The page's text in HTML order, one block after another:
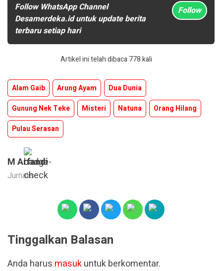
Follow WhatsApp Channel
Desamerdeka.id untuk update berita
terbaru setiap hari
Follow
Artikel ini telah dibaca 778 kali
Alam Gaib Arung Ayam
Dua Dunia
Gunung Nek Teke
Misteri Natuna
Orang Hilang
Pulau Serasan
M Arfandi
Jurnalis
Tinggalkan Balasan
Anda harus masukuntuk berkomentar.